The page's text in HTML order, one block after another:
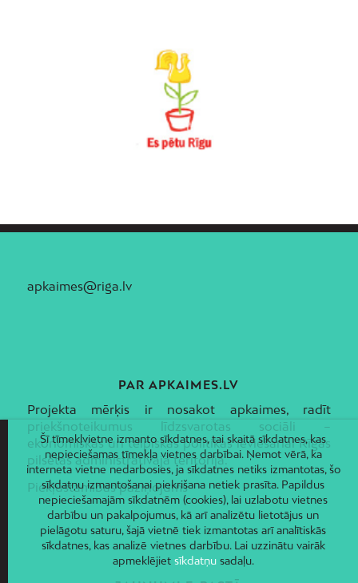
apkaimes@riga.lv
PAR APKAIMES.LV
Projekta mērķis ir nosakot apkaimes, radīt
priekšnoteikumus līdzsvarotas sociāli –
ekonomiskās un telpiskās politikas ieviešanai Rīgas
pilsētas administratīvajā teritorijā.
Piekļūstamības paziņojums
Šī tīmekļvietne izmanto sīkdatnes, tai skaitā sīkdatnes, kas
nepieciešamas tīmekļa vietnes darbībai. Ņemot vērā, ka
interneta vietne nedarbosies, ja sīkdatnes netiks izmantotas, šo
sīkdatņu izmantošanai piekrišana netiek prasīta. Papildus
nepieciešamajām sīkdatnēm (cookies), lai uzlabotu vietnes
darbību un pakalpojumus, kā arī analizētu lietotājus un
pielāgotu saturu, šajā vietnē tiek izmantotas arī analītiskās
sīkdatnes, kas analizē vietnes darbību. Lai uzzinātu vairāk
apmeklējiet sīkdatņusadaļu.